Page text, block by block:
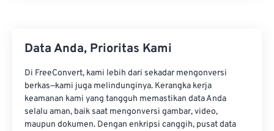
Data Anda, Prioritas Kami
Di FreeConvert, kami lebih dari sekadar mengonversi
berkas—kami juga melindunginya. Kerangka kerja
keamanan kami yang tangguh memastikan data Anda
selalu aman, baik saat mengonversi gambar, video,
maupun dokumen. Dengan enkripsi canggih, pusat data